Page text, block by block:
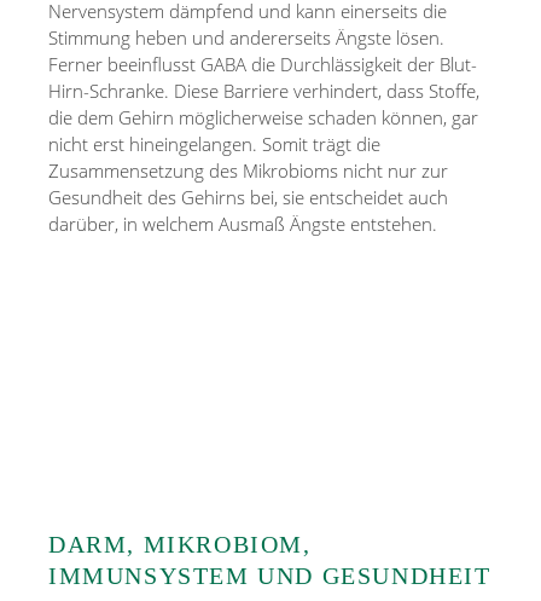
Nervensystem dämpfend und kann einerseits die
Stimmung heben und andererseits Ängste lösen.
Ferner beeinflusst GABA die Durchlässigkeit der Blut-
Hirn-Schranke. Diese Barriere verhindert, dass Stoffe,
die dem Gehirn möglicherweise schaden können, gar
nicht erst hineingelangen. Somit trägt die
Zusammensetzung des Mikrobioms nicht nur zur
Gesundheit des Gehirns bei, sie entscheidet auch
darüber, in welchem Ausmaß Ängste entstehen.
DARM, MIKROBIOM,
IMMUNSYSTEM UND GESUNDHEIT